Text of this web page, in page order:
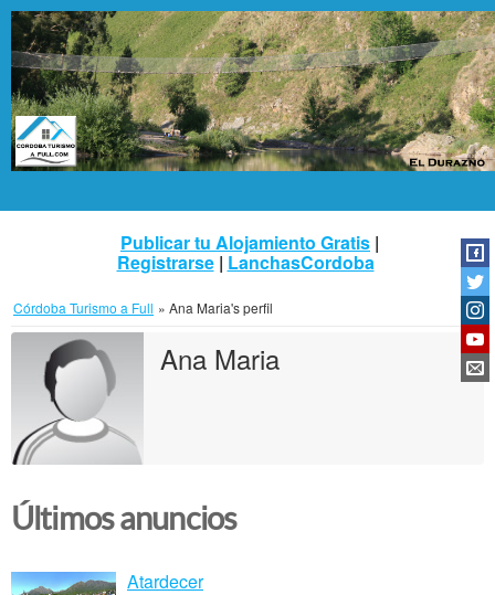
Publicar tu Alojamiento Gratis |
Registrarse| LanchasCordoba
Córdoba Turismo a Full » Ana Maria's perfil
Ana Maria
Últimos anuncios
Atardecer